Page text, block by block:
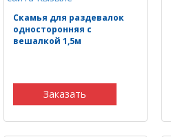
Скамья для раздевалок
односторонняя с
вешалкой 1,5м
Заказать